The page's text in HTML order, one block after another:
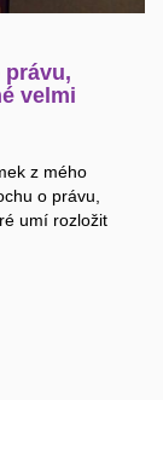
právu,
velmi
z mého
o právu,
umí rozložit